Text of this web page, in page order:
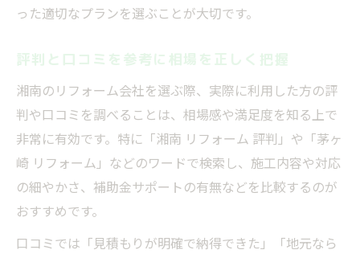
った適切なプランを選ぶことが大切です。
評判と口コミを参考に相場を正しく把握
湘南のリフォーム会社を選ぶ際、実際に利用した方の評
判や口コミを調べることは、相場感や満足度を知る上で
非常に有効です。特に「湘南 リフォーム 評判」や「茅ヶ
崎 リフォーム」などのワードで検索し、施工内容や対応
の細やかさ、補助金サポートの有無などを比較するのが
おすすめです。
口コミでは「見積もりが明確で納得できた」「地元なら